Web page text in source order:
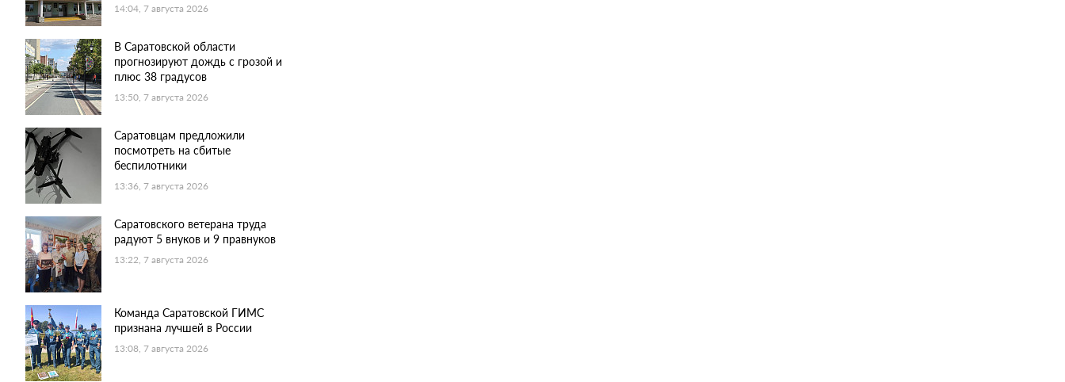
14:04, 7 августа 2026
В Саратовской области
прогнозируют дождь с грозой и
плюс 38 градусов
13:50, 7 августа 2026
Саратовцам предложили
посмотреть на сбитые
беспилотники
13:36, 7 августа 2026
Саратовского ветерана труда
радуют 5 внуков и 9 правнуков
13:22, 7 августа 2026
Команда Саратовской ГИМС
признана лучшей в России
13:08, 7 августа 2026